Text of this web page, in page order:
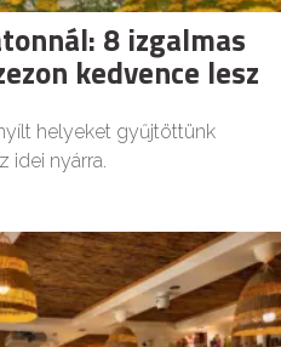
8 izgalmas
kedvence lesz
helyeket gyűjtöttünk
idei nyárra.